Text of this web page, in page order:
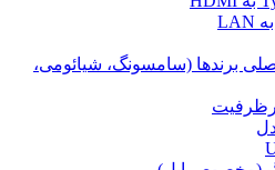
برندها (سامسونگ، شیائومی،